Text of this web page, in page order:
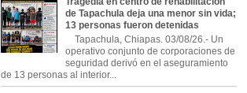
de Tapachula deja una menor sin vida;
13 personas fueron detenidas
Tapachula, Chiapas. 03/08/26.- Un
operativo conjunto de corporaciones de
seguridad derivó en el aseguramiento
de 13 personas al interior...